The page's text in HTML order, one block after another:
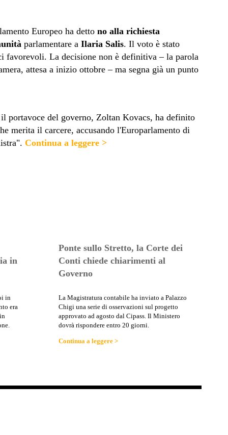
Europeo ha dettono alla richiesta
parlamentare a Ilaria Salis. Il voto è stato
favorevoli. La decisione non è definitiva – la parola
attesa a inizio ottobre – ma segna già un punto
portavoce del governo, Zoltan Kovacs, ha definito
merita il carcere, accusando l'Europarlamento di
. Continua a leggere >
in
in
era
Ponte sullo Stretto, la Corte dei
Conti chiede chiarimenti al
Governo
La Magistratura contabile ha inviato a Palazzo
Chigi una serie di osservazioni sul progetto
approvato ad agosto dal Cipass. Il Ministero
dovrà rispondere entro 20 giorni.
Continua a leggere >